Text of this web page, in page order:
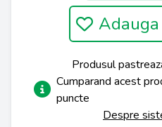
Produsul
Cumparand acest
puncte
Despre